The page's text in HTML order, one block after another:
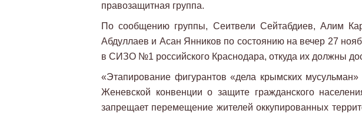
правозащитная группа.
По сообщению группы, Сеитвели Сейтабдиев, Алим
Абдуллаев и Асан Янников по состоянию на вечер 27
в СИЗО №1 российского Краснодара, откуда их должны
«Этапирование фигурантов «дела крымских
Женевской конвенции о защите гражданского
запрещает перемещение жителей оккупированных